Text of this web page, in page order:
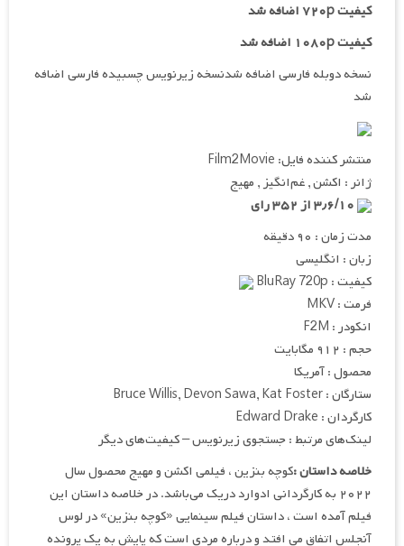
کیفیت ۷۲۰p اضافه شد
کیفیت ۱۰۸۰p اضافه شد
نسخه دوبله فارسی اضافه شدنسخه زیرنویس چسبیده فارسی اضافه
شد
منتشر کننده فایل: Film2Movie
ژانر : اکشن , غم‌انگیز , مهیج
مدت زمان : ۹۰ دقیقه
زبان : انگلیسی
کیفیت : BluRay 720p
فرمت : MKV
انکودر : F2M
حجم : ۹۱۲ مگابایت
محصول : آمریکا
ستارگان : Bruce Willis, Devon Sawa, Kat Foster
کارگردان : Edward Drake
لینک‌های مرتبط : جستجوی زیرنویس – کیفیت‌های دیگر
خلاصه داستان :کوچه بنزین ، فیلمی اکشن و مهیج محصول سال
۲۰۲۲ به کارگردانی ادوارد دریک می‌باشد. در خلاصه داستان این
فیلم آمده است ، داستان فیلم سینمایی «کوچه بنزین» در لوس
آنجلس اتفاق می افتد و درباره مردی است که پایش به یک پرونده